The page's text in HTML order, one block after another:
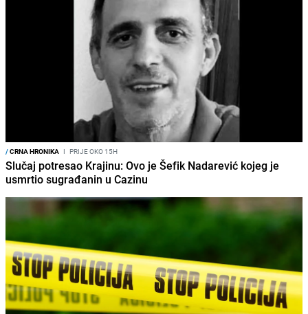
/CRNA HRONIKA I PRIJE OKO 15H
Slučaj potresao Krajinu: Ovo je Šefik Nadarević kojeg je
usmrtio sugrađanin u Cazinu